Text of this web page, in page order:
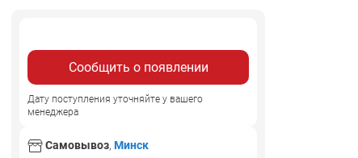
Сообщить о появлении
Дату поступления уточняйте у вашего
менеджера
Самовывоз, Минск